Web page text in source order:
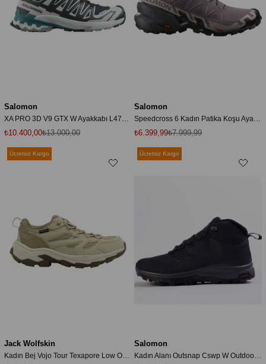
Salomon
XA PRO 3D V9 GTX W Ayakkabı L47119100
₺10.400,00₺13.000,00
Salomon
Speedcross 6 Kadın Patika Koşu Ayakkabısı
₺6.399,99₺7.999,99
Jack Wolfskin
Ücretsiz Kargo
Salomon
Ücretsiz Kargo